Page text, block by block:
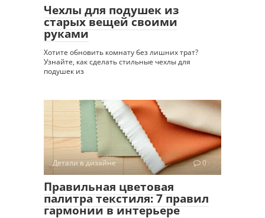
Чехлы для подушек из
старых вещей своими
руками
Хотите обновить комнату без лишних трат?
Узнайте, как сделать стильные чехлы для
подушек из
Детали в дизайне 0
Правильная цветовая
палитра текстиля: 7 правил
гармонии в интерьере